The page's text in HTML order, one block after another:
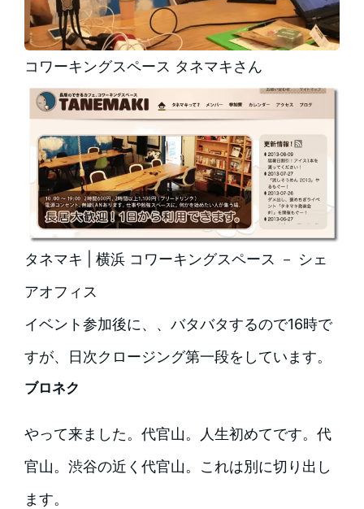
コワーキングスペース タネマキさん
タネマキ | 横浜 コワーキングスペース － シェ
アオフィス
イベント参加後に、、バタバタするので16時で
すが、日次クロージング第一段をしています。
ブロネク
やって来ました。代官山。人生初めてです。代
官山。渋谷の近く代官山。これは別に切り出し
ます。